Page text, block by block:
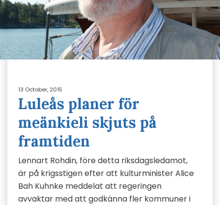
13 October, 2015
Luleås planer för
meänkieli skjuts på
framtiden
Lennart Rohdin, före detta riksdagsledamot,
är på krigsstigen efter att kulturminister Alice
Bah Kuhnke meddelat att regeringen
avvaktar med att godkänna fler kommuner i